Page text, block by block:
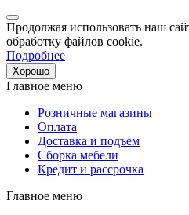
Продолжая использовать наш
обработку файлов cookie.
Подробнее
Хорошо
Главное меню
Розничные магазины
Оплата
Доставка и подъем
Сборка мебели
Кредит и рассрочка
Главное меню